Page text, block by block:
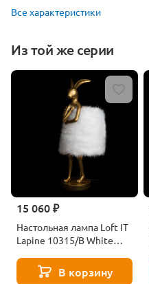
Все характеристики
Из той же серии
15 060 ₽
Настольная лампа Loft IT
Lapine 10315/B White
В корзину